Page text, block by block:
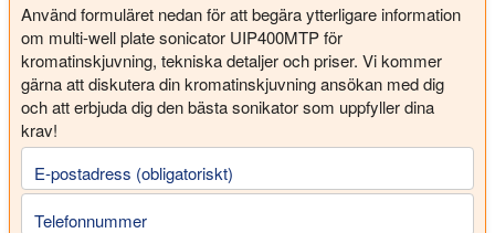
Använd formuläret nedan för att begära ytterligare information
om multi-well plate sonicator UIP400MTP för
kromatinskjuvning, tekniska detaljer och priser. Vi kommer
gärna att diskutera din kromatinskjuvning ansökan med dig
och att erbjuda dig den bästa sonikator som uppfyller dina
krav!
E-postadress (obligatoriskt)
Telefonnummer